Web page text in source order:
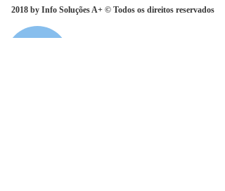
2018 by Info Soluções A+ © Todos os direitos reservados